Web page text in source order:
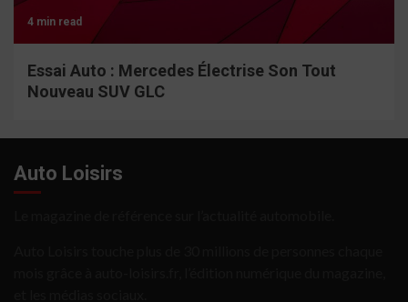
4 min read
Essai Auto : Mercedes Électrise Son Tout
Nouveau SUV GLC
Auto Loisirs